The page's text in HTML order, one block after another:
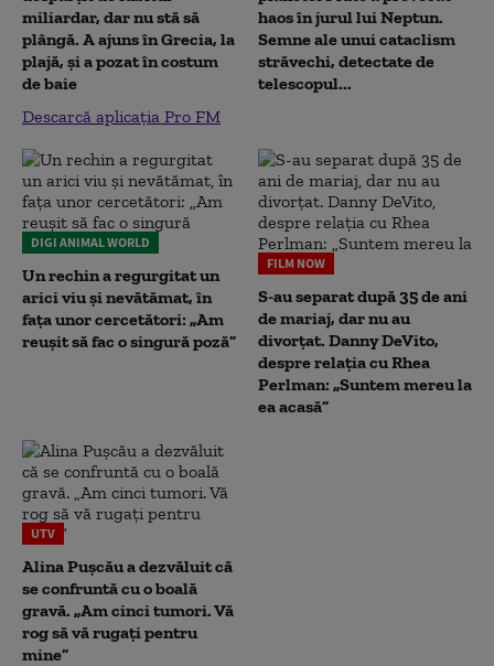
miliardar, dar nu stă să
plângă. A ajuns în Grecia, la
plajă, și a pozat în costum
de baie
Descarcă aplicația Pro FM
haos în jurul lui Neptun.
Semne ale unui cataclism
străvechi, detectate de
telescopul...
DIGI ANIMAL WORLD
Un rechin a regurgitat un
arici viu și nevătămat, în
fața unor cercetători: „Am
reușit să fac o singură poză”
FILM NOW
S-au separat după 35 de ani
de mariaj, dar nu au
divorțat. Danny DeVito,
despre relația cu Rhea
Perlman: „Suntem mereu la
ea acasă”
UTV
Alina Pușcău a dezvăluit că
se confruntă cu o boală
gravă. „Am cinci tumori. Vă
rog să vă rugați pentru
mine”